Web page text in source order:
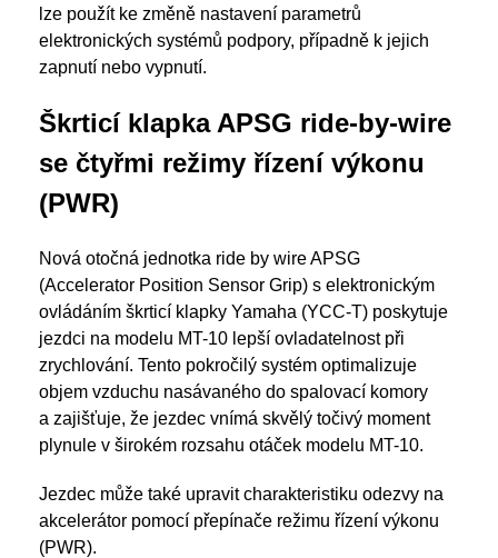
lze použít ke změně nastavení parametrů
elektronických systémů podpory, případně k jejich
zapnutí nebo vypnutí.
Škrticí klapka APSG ride-by-wire
se čtyřmi režimy řízení výkonu
(PWR)
Nová otočná jednotka ride by wire APSG
(Accelerator Position Sensor Grip) s elektronickým
ovládáním škrticí klapky Yamaha (YCC-T) poskytuje
jezdci na modelu MT-10 lepší ovladatelnost při
zrychlování. Tento pokročilý systém optimalizuje
objem vzduchu nasávaného do spalovací komory
a zajišťuje, že jezdec vnímá skvělý točivý moment
plynule v širokém rozsahu otáček modelu MT-10.
Jezdec může také upravit charakteristiku odezvy na
akcelerátor pomocí přepínače režimu řízení výkonu
(PWR).